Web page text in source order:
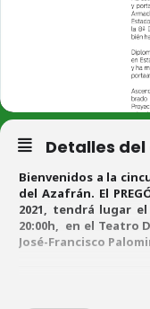
Detalles
Bienvenidos a la
del Azafrán. El
2021, tendrá lugar
20:00h, en el Teatro
José-Francisco